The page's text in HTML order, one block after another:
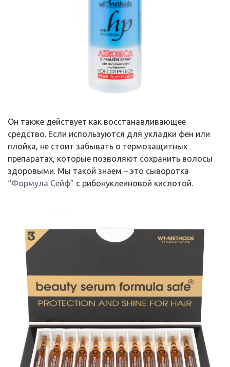
Он также действует как восстанавливающее
средство. Если используются для укладки фен или
плойка, не стоит забывать о термозащитных
препаратах, которые позволяют сохранить волосы
здоровыми. Мы такой знаем – это сыворотка
“Формула Сейф” с рибонуклеиновой кислотой.